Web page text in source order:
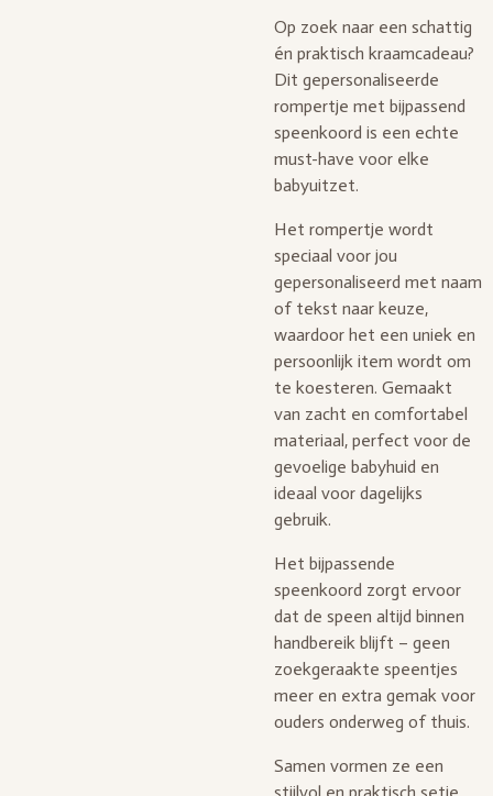
Op zoek naar een schattig
én praktisch kraamcadeau?
Dit gepersonaliseerde
rompertje met bijpassend
speenkoord is een echte
must-have voor elke
babyuitzet.
Het rompertje wordt
speciaal voor jou
gepersonaliseerd met naam
of tekst naar keuze,
waardoor het een uniek en
persoonlijk item wordt om
te koesteren. Gemaakt
van zacht en comfortabel
materiaal, perfect voor de
gevoelige babyhuid en
ideaal voor dagelijks
gebruik.
Het bijpassende
speenkoord zorgt ervoor
dat de speen altijd binnen
handbereik blijft – geen
zoekgeraakte speentjes
meer en extra gemak voor
ouders onderweg of thuis.
Samen vormen ze een